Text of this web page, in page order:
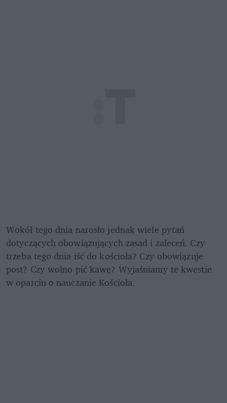
Wokół tego dnia narosło jednak wiele pytań
dotyczących obowiązujących zasad i zaleceń. Czy
trzeba tego dnia iść do kościoła? Czy obowiązuje
post? Czy wolno pić kawę? Wyjaśniamy te kwestie
w oparciu o nauczanie Kościoła.